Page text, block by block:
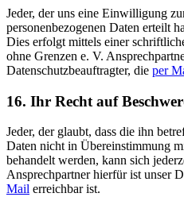
Jeder, der uns eine Einwilligung
personenbezogenen Daten erteilt
Dies erfolgt mittels einer
ohne Grenzen e. V.
Datenschutzbeauftragter, die per
16. Ihr Recht auf
Jeder, der glaubt, dass die ihn
Daten nicht in Übereinstimmung
behandelt werden, kann sich
Ansprechpartner hierfür ist unser
Mail erreichbar ist.